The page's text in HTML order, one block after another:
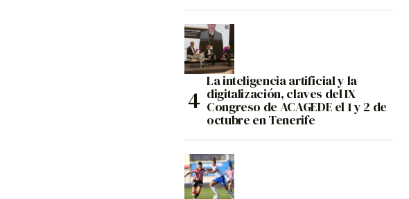
La inteligencia artificial y la
digitalización, claves del IX
Congreso de ACAGEDE el 1 y 2 de
octubre en Tenerife